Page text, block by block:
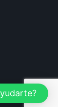
Híbrido